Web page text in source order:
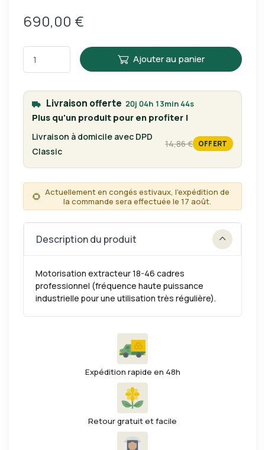
690,00 €
Ajouter au panier
Livraison offerte 20j 04h 13min 44s
Plus qu'un produit pour en profiter !
Livraison à domicile avec DPD
Classic
14,86 €
tarif habituel
OFFERT
🌻 Actuellement en congés estivaux, l'expédition de
la commande sera effectuée le 17 août.
Description du produit
Motorisation extracteur 18-46 cadres
professionnel (fréquence haute puissance
industrielle pour une utilisation très régulière).
Expédition rapide en 48h
Retour gratuit et facile